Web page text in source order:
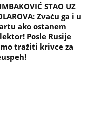
STAO UZ
Zvaću ga i u
ako ostanem
Posle Rusije
tražiti krivce za